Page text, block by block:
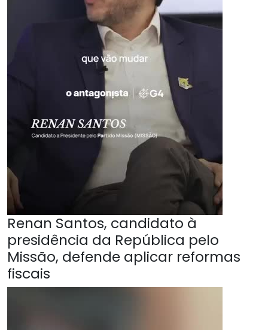
Renan Santos, candidato à
presidência da República pelo
Missão, defende aplicar reformas
fiscais